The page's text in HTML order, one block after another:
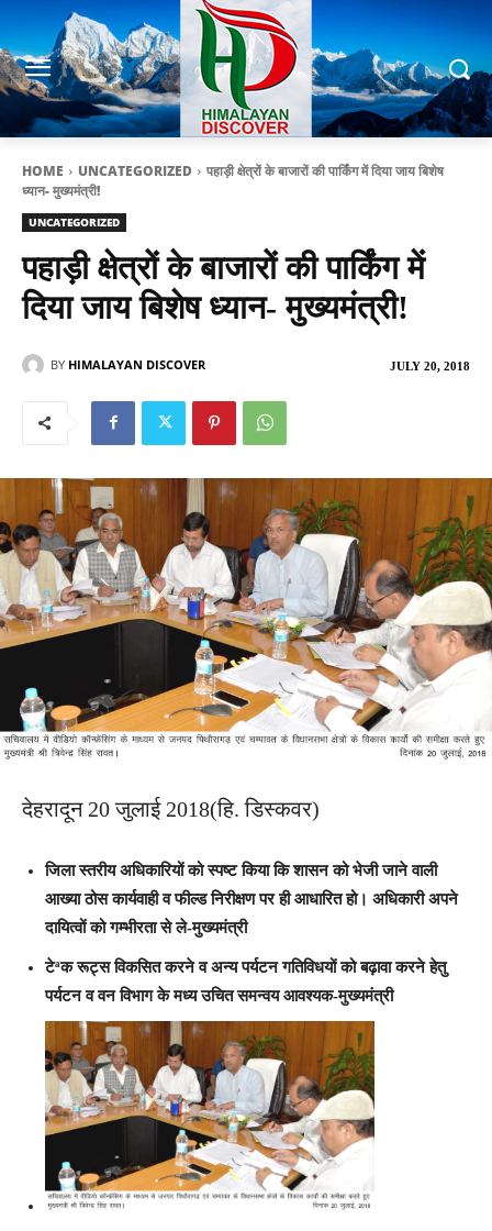
HOME UNCATEGORIZED
पहाड़ी क्षेत्रों के बाजारों की पार्किंग में दिया जाय बिशेष
ध्यान- मुख्यमंत्री!
UNCATEGORIZED
पहाड़ी क्षेत्रों के बाजारों की पार्किंग में
दिया जाय बिशेष ध्यान- मुख्यमंत्री!
JULY 20, 2018
BY HIMALAYAN DISCOVER
देहरादून 20 जुलाई 2018(हि. डिस्कवर)
जिला स्तरीय अधिकारियों को स्पष्ट किया कि शासन को भेजी जाने वाली
आख्या ठोस कार्यवाही व फील्ड निरीक्षण पर ही आधारित हो। अधिकारी अपने
दायित्वों को गम्भीरता से ले-मुख्यमंत्री
टेªक रूट्स विकसित करने व अन्य पर्यटन गतिविधयों को बढ़ावा करने हेतु
पर्यटन व वन विभाग के मध्य उचित समन्वय आवश्यक-मुख्यमंत्री